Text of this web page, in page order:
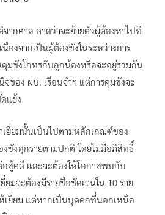
ากศาล คาดว่าจะย้ายตัวผู้ต้องหาไปที่
องจากเป็นผู้ต้องขังในระหว่างการ
มขังโกทรกับลูกน้องหรือจะอยู่รวมกัน
อง ผบ. เรือนจำฯ แต่การคุมขังจะ
แย้ง
เยี่ยมนั้นเป็นไปตามหลักเกณฑ์ของ
งทุกรายตามปกติ โดยไม่มีอภิสิทธิ์
อสู้คดี และจะต้องให้โอกาสพบกับ
ยมจะต้องมีรายชื่อชัดเจนใน 10 ราย
เยี่ยม แต่หากเป็นบุคคลที่นอกเหนือ